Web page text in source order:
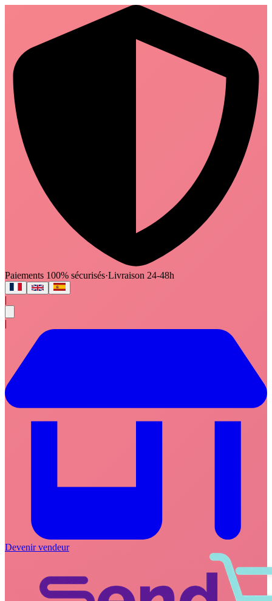
Paiements 100% sécurisés·Livraison 24-48h
|
|
Devenir vendeur